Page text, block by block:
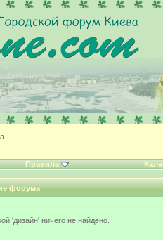
Правила
форума
'дизайн' ничего не найдено.